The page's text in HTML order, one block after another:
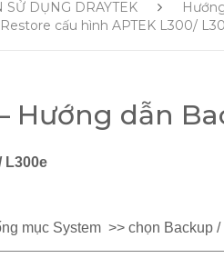
SỬ DỤNG DRAYTEK
cấu hình APTEK L300/
Hướng dẫn
L300e
mục System >> chọn Backup /